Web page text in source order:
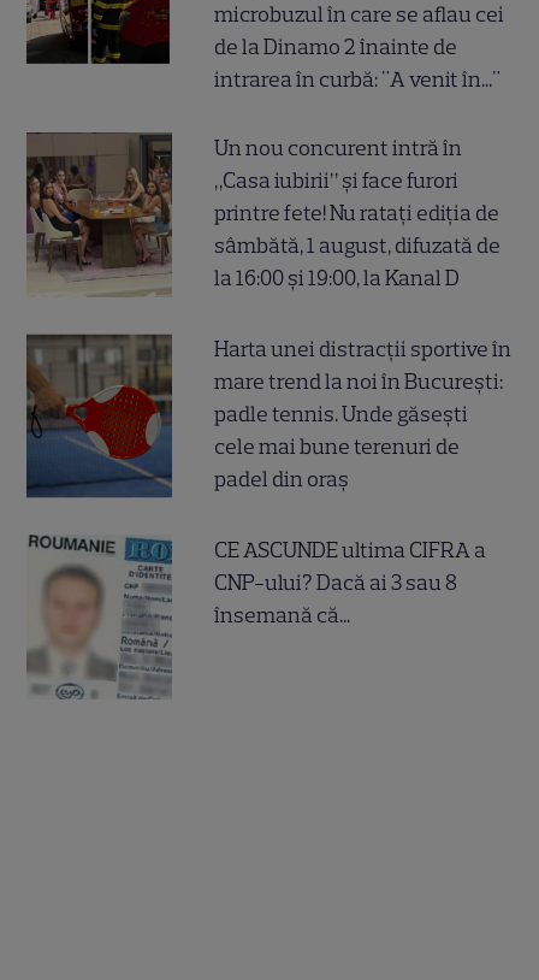
microbuzul în care se aflau cei
de la Dinamo 2 înainte de
intrarea în curbă: "A venit în..."
Un nou concurent intră în
„Casa iubirii” și face furori
printre fete! Nu ratați ediția de
sâmbătă, 1 august, difuzată de
la 16:00 și 19:00, la Kanal D
Harta unei distracții sportive în
mare trend la noi în București:
padle tennis. Unde găsești
cele mai bune terenuri de
padel din oraș
CE ASCUNDE ultima CIFRA a
CNP-ului? Dacă ai 3 sau 8
însemană că...